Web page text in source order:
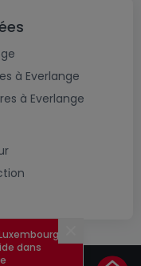
à Everlange
à Everlange
!
dans